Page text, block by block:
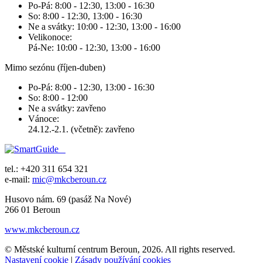
Po-Pá: 8:00 - 12:30, 13:00 - 16:30
So: 8:00 - 12:30, 13:00 - 16:30
Ne a svátky: 10:00 - 12:30, 13:00 - 16:00
Velikonoce:
Pá-Ne: 10:00 - 12:30, 13:00 - 16:00
Mimo sezónu (říjen-duben)
Po-Pá: 8:00 - 12:30, 13:00 - 16:30
So: 8:00 - 12:00
Ne a svátky: zavřeno
Vánoce:
24.12.-2.1. (včetně): zavřeno
tel.: +420 311 654 321
e-mail: mic@mkcberoun.cz
Husovo nám. 69 (pasáž Na Nové)
266 01 Beroun
www.mkcberoun.cz
© Městské kulturní centrum Beroun, 2026. All rights reserved.
Nastavení cookie | Zásady používání cookies